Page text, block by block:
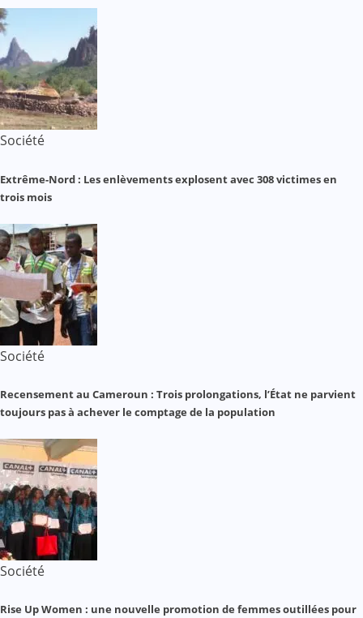
Société
Extrême-Nord : Les enlèvements explosent avec 308 victimes en
trois mois
Société
Recensement au Cameroun : Trois prolongations, l’État ne parvient
toujours pas à achever le comptage de la population
Société
Rise Up Women : une nouvelle promotion de femmes outillées pour